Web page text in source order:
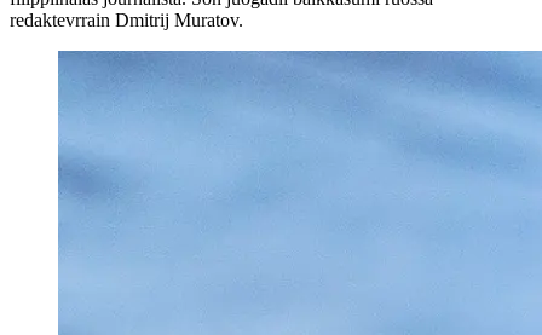
redaktevrrain Dmitrij Muratov.